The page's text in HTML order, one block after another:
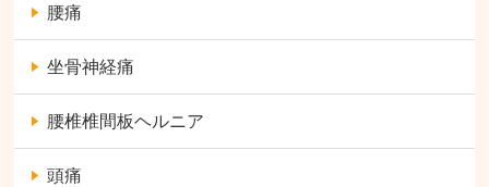
腰痛
坐骨神経痛
腰椎椎間板ヘルニア
頭痛